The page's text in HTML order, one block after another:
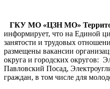
ГКУ МО «ЦЗН МО»
информирует, что на Единой
занятости и трудовых
размещены вакансии
округа и городских округов:
Павловский Посад,
граждан, в том числе для